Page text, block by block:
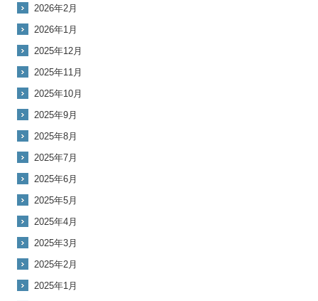
2026年2月
2026年1月
2025年12月
2025年11月
2025年10月
2025年9月
2025年8月
2025年7月
2025年6月
2025年5月
2025年4月
2025年3月
2025年2月
2025年1月